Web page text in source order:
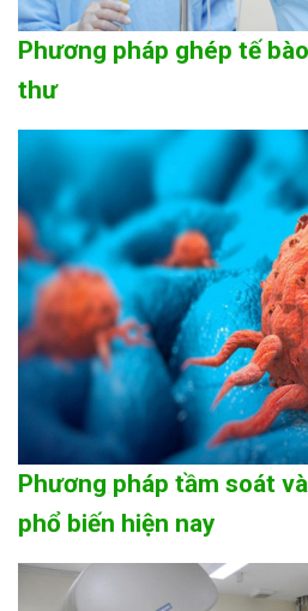
Phương pháp ghép tế
thư
Phương pháp tầm soát
phổ biến hiện nay